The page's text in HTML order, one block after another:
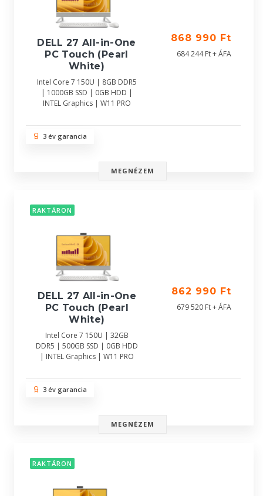
DELL 27 All-in-One
PC Touch (Pearl
White)
Intel Core 7 150U | 8GB DDR5
| 1000GB SSD | 0GB HDD |
INTEL Graphics | W11 PRO
868 990 Ft
684 244 Ft + ÁFA
3 év garancia
MEGNÉZEM
RAKTÁRON
DELL 27 All-in-One
PC Touch (Pearl
White)
Intel Core 7 150U | 32GB
DDR5 | 500GB SSD | 0GB HDD
| INTEL Graphics | W11 PRO
862 990 Ft
679 520 Ft + ÁFA
3 év garancia
MEGNÉZEM
RAKTÁRON